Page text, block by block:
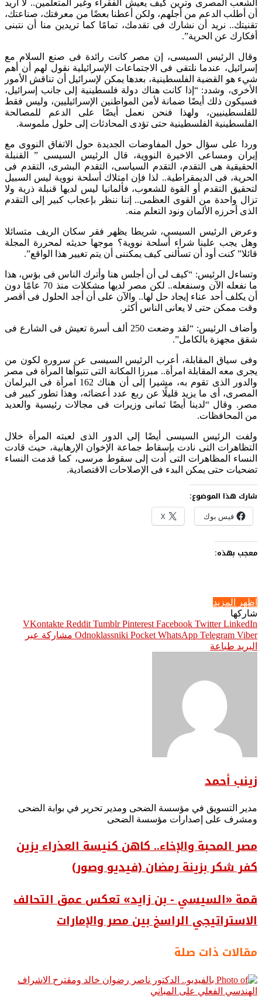
الشعب المصرى وترين كيف يعيش الفقراء وغير المتعلمين.. لا أريد
أن أطلب الدعم من أجلهم، ولكن أعطنا بعضًا من معرفتك، صناعتك،
تقنيتك.. نريد أن نشارك فى تقدمك، تمامًا كما تريدين منا أن نتبنى
أفكارك عن الحرية”.
وقال الرئيس السيسى، إن مصر كانت رائدة فى صنع السلام مع
إسرائيل، عندما نلتقى فى الاجتماعات الإسرائيلية نقول لهم أن أهم
شيء هو القضية الفلسطينية، بعدها يمكن لإسرائيل أن تناقش الأمور
الأخرى، وشدد: “إذا كانت هناك دولة فلسطينية إلى جانب إسرائيل،
فسيكون ذلك أيضًا ضمانة لأمن المواطنين الإسرائيليين، وليس فقط
للفلسطينيين، ولهذا فنحن نعمل أيضًا على الدعم للمصالحة
الفلسطينية الفلسطينية حتى تؤدى المحادثات إلى حلول ملموسة.
وردا على سؤال حول المفاوضات الجديدة حول الاتفاق النووى مع
إيران ومساعى الاخيرة النووية، قال الرئيس السيسى ” القنبلة
الحقيقية هى التقدم، التقدم السياسى، التقدم البشرى، التقدم فى
الحرية، فى الديمقراطية.. لذا فإن امتلاك أسلحة نووية ليس السبيل
لتحقيق التقدم أو القوة للشعوب، فألمانيا ليس لديها قنبلة ذرية ولا
تزال واحدة من القوى العظمى.. إننا ننظر بإعجاب كبير إلى التقدم
الذى أحرزه الألمان ونود التعلم منه.
وعرض الرئيس السيسي، شريطا يظهر فقر سكان الريف متسائلا
وهل يجب علينا شراء أسلحة نووية؟ موجها حديثه لمحررة المجلة
قائلا” كنت أود أن تسألنى كيف يمكننى أن يتم تغيير هذا الواقع”.
وتساءل الرئيس: “كيف لى أن أجلس هنا وأترك الناس فى بؤس، هذا
ما نفعله الآن وسنفعله.. لكن مصر لديها مشكلات منذ 70 عامًا دون
أن يكلف أحد عناء إيجاد حل لها.. والآن على أن أجد الحلول فى أقصر
وقت ممكن حتى لا يعانى الناس أكثر.
وأضاف الرئيس: “لقد وضعت 250 ألف أسرة تعيش فى الشارع فى
شقق مجهزة بالكامل”.
وفى سياق المقابلة، أعرب الرئيس السيسى عن سروره لكون من
يجرى معه المقابلة امرأة.. مبرزا المكانة التى تتبوأها المرأة فى مصر
والدور الذى تقوم به، مشيرا إلى أن هناك 162 امرأة فى البرلمان
المصرى، أى ما يزيد قليلًا عن ربع عدد أعضائه، وهذا تطور كبير فى
مصر. وقال “لدينا أيضًا ثمانى وزيرات فى مجالات رئيسية والعديد
من المحافظات.
ولفت الرئيس السيسى أيضًا إلى الدور الذى لعبته المرأة خلال
التظاهرات التى نادت بإسقاط جماعة الإخوان الإرهابية، حيث قادت
النساء المظاهرات التى أدت إلى سقوط مرسى، كما قدمت النساء
تضحيات حتى يمكن البدء فى الإصلاحات الاقتصادية.
شارك هذا الموضوع:
فيس بوك X
معجب بهذه:
اظهر المزيد
شاركها
Facebook Twitter LinkedIn
Pinterest
Odnoklassniki Pocket WhatsApp Telegram Viber
مشاركة عبر
البريد طباعة
زينب أحمد
مدير التسويق في مؤسسة الضحى ومدير تحرير في بوابة الضحى
ومشرف على إصدارات مؤسسة الضحى
مصر المحبة والإخاء.. كاهن كنيسة العذراء يزين
كفر شكر بزينة رمضان (فيديو وصور)
قمة «السيسي - بن زايد» تعكس عمق التحالف
الاستراتيجي الراسخ بين مصر والإمارات
مقالات ذات صلة